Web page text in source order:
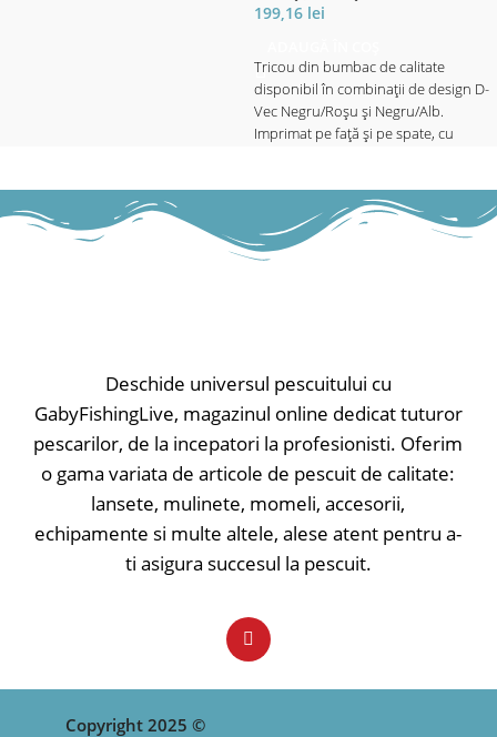
199,16 lei
Tricou din bumbac de calitate
disponibil în combinații de design D-
Vec Negru/Roșu și Negru/Alb.
Imprimat pe față și pe spate, cu
Deschide universul pescuitului cu
GabyFishingLive, magazinul online dedicat tuturor
pescarilor, de la incepatori la profesionisti. Oferim
o gama variata de articole de pescuit de calitate:
lansete, mulinete, momeli, accesorii,
echipamente si multe altele, alese atent pentru a-
ti asigura succesul la pescuit.
Copyright 2025 ©